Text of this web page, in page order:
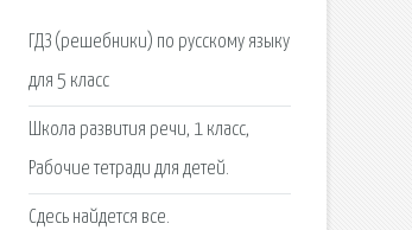
ГДЗ (решебники) по русскому языку
для 5 класс
Школа развития речи, 1 класс,
Рабочие тетради для детей.
Сдесь найдется все.